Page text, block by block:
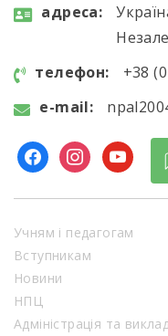
aдресa:
телефон:
+38
e-mail:
facebookinstagram
youtube
Учням і педагогам
Вступникам
Новини
НПЦ
Адміністрація та